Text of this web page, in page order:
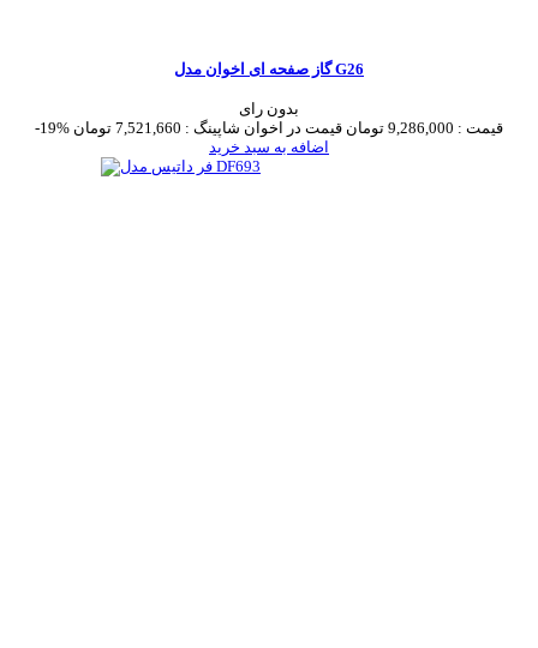
گاز صفحه ای اخوان مدل G26
بدون رای
-19%
قیمت : 9,286,000 تومان قیمت در اخوان شاپینگ : 7,521,660 تومان
اضافه به سبد خرید